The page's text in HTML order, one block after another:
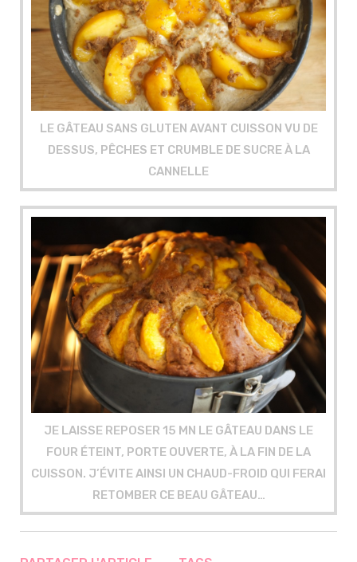
LE GÂTEAU SANS GLUTEN AVANT CUISSON VU DE
DESSUS, PÊCHES ET CRUMBLE DE SUCRE À LA
CANNELLE
JE LAISSE REPOSER 15 MN LE GÂTEAU DANS LE
FOUR ÉTEINT, PORTE OUVERTE, À LA FIN DE LA
CUISSON. J’ÉVITE AINSI UN CHAUD-FROID QUI FERAI
RETOMBER CE BEAU GÂTEAU…